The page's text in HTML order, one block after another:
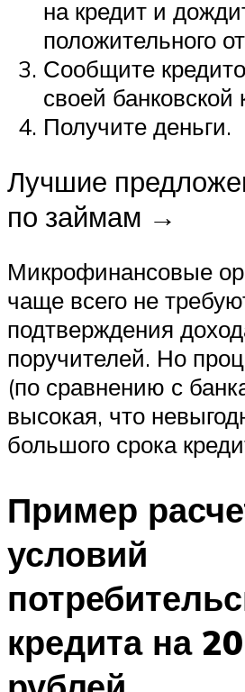
на кредит и
положительного
Сообщите
своей банковской
Получите деньги.
Лучшие
по займам →
Микрофинансовые
чаще всего не
подтверждения
поручителей. Но
(по сравнению с
высокая, что
большого срока
Пример
условий
кредита на